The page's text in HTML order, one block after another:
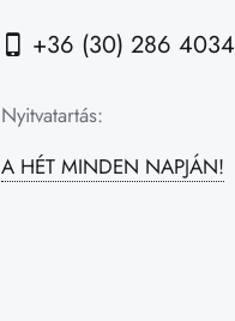
+36 (30) 286 4034
Nyitvatartás:
A HÉT MINDEN NAPJÁN!